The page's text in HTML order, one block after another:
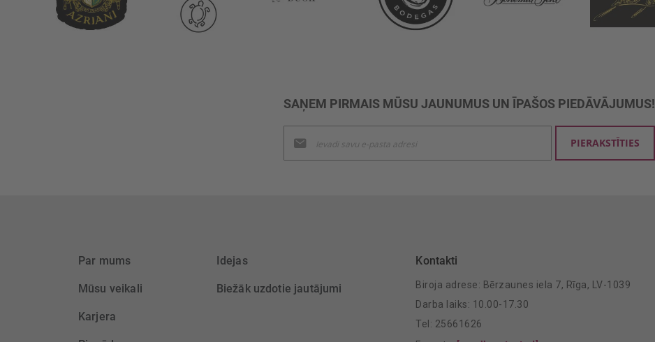
SAŅEM PIRMAIS MŪSU JAUNUMUS UN ĪPAŠOS PIEDĀVĀJUMUS!
jaunumu
saņemšanai:
PIERAKSTĪTIES
Par mums
Mūsu veikali
Karjera
Idejas
Biežāk uzdotie jautājumi
Kontakti
Biroja adrese: Bērzaunes iela 7, Rīga, LV-1039
Darba laiks: 10.00-17.30
Tel: 25661626